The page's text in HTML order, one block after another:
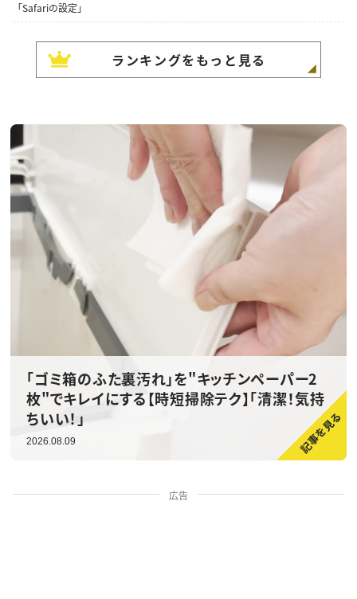
「Safariの設定」
ランキングをもっと見る
「ゴミ箱のふた裏汚れ」を"キッチンペーパー2
枚"でキレイにする【時短掃除テク】「清潔！気持
ちいい！」
2026.08.09
広告